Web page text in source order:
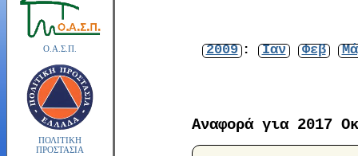
Ο.Α.Σ.Π.
ΠΟΛΙΤΙΚΗ
ΠΡΟΣΤΑΣΙΑ
2009 : Ιαν Φεβ
Αναφορά για 2017